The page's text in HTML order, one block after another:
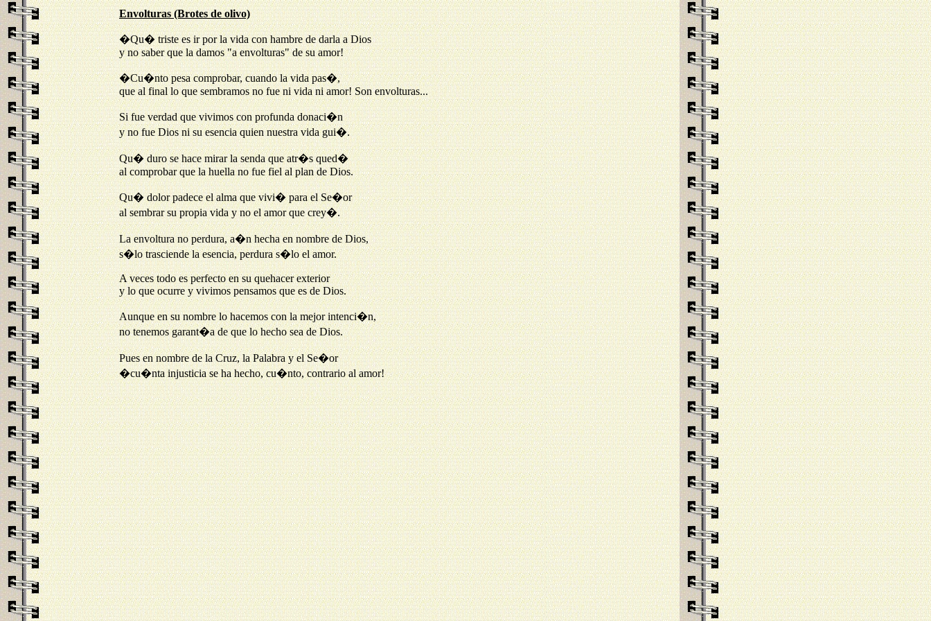
Envolturas (Brotes de olivo)
�Qu� triste es ir por la vida con hambre de darla a Dios
y no saber que la damos "a envolturas" de su amor!
�Cu�nto pesa comprobar, cuando la vida pas�,
que al final lo que sembramos no fue ni vida ni amor! Son envolturas...
Si fue verdad que vivimos con profunda donaci�n
y no fue Dios ni su esencia quien nuestra vida gui�.
Qu� duro se hace mirar la senda que atr�s qued�
al comprobar que la huella no fue fiel al plan de Dios.
Qu� dolor padece el alma que vivi� para el Se�or
al sembrar su propia vida y no el amor que crey�.
La envoltura no perdura, a�n hecha en nombre de Dios,
s�lo trasciende la esencia, perdura s�lo el amor.
A veces todo es perfecto en su quehacer exterior
y lo que ocurre y vivimos pensamos que es de Dios.
Aunque en su nombre lo hacemos con la mejor intenci�n,
no tenemos garant�a de que lo hecho sea de Dios.
Pues en nombre de la Cruz, la Palabra y el Se�or
�cu�nta injusticia se ha hecho, cu�nto, contrario al amor!